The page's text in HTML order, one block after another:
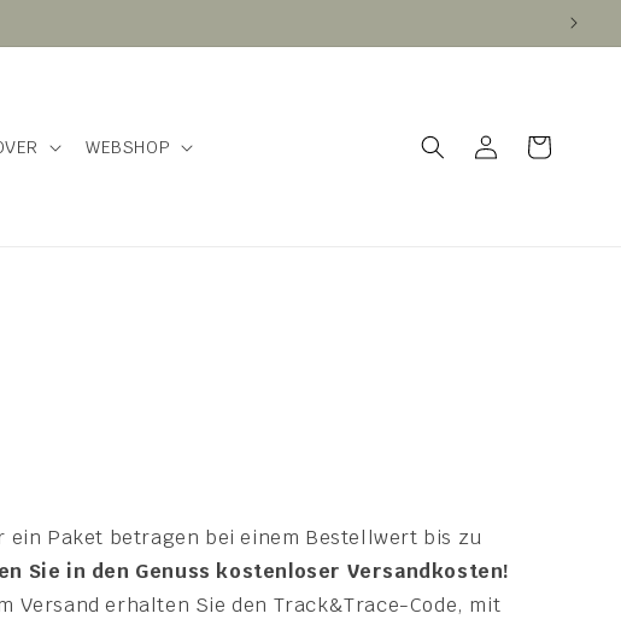
WEBSHOP EinloggenWarenkorb
ein Paket betragen bei einem Bestellwert bis zu
Sie in den Genuss kostenloser Versandkosten!
Versand erhalten Sie den Track&Trace-Code, mit